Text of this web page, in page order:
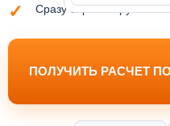
Сразу сориентируем по
ПОЛУЧИТЬ РАСЧЕТ